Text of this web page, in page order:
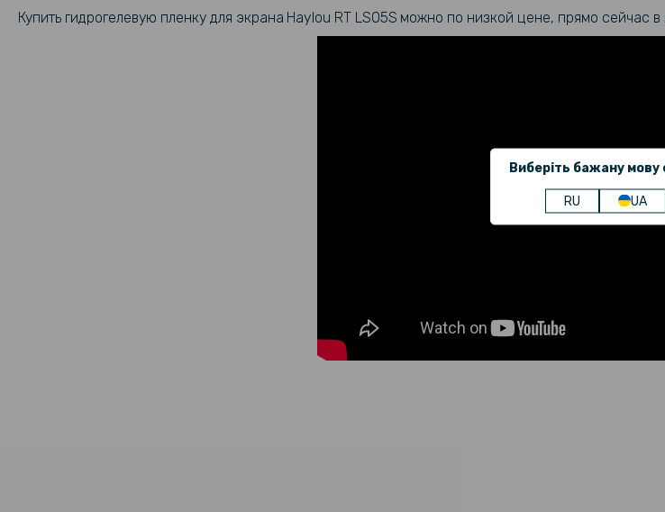
Виберіть бажану мову
RU UA
Купить гидрогелевую пленку для экрана Haylou RT LS05S можно по низкой цене, прямо сейчас в